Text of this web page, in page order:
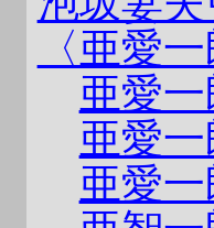
〈亜愛一
亜愛
亜愛
亜愛